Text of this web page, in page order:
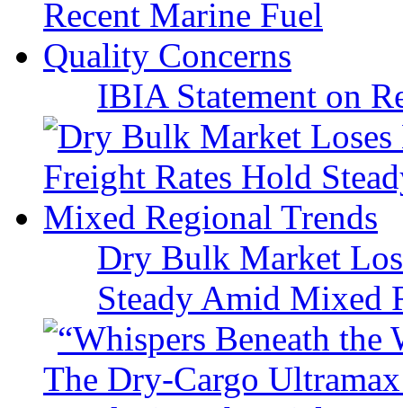
IBIA Statement on
Dry Bulk Market
Steady Amid Mixed